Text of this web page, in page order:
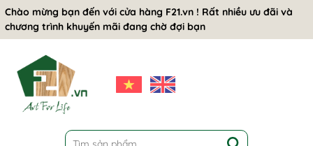
Chào mừng bạn đến với cửa hàng F21.vn ! Rất nhiều ưu đãi và
chương trình khuyến mãi đang chờ đợi bạn